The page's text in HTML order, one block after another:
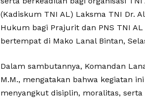
(Kadiskum TNI AL) Laksma TNI Dr.
Hukum bagi Prajurit dan PNS TNI
bertempat di Mako Lanal Bintan,
Dalam sambutannya, Komandan
M.M., mengatakan bahwa kegiatan
menyangkut disiplin, moralitas,